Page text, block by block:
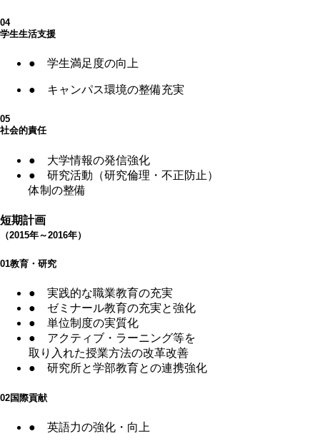
04
学生生活支援
● 学生満足度の向上
● キャンパス環境の整備充実
05
社会的責任
● 大学情報の発信強化
● 研究活動（研究倫理・不正防止）
体制の整備
短期計画
（2015年～2016年）
01教育・研究
● 実践的な職業教育の充実
● ゼミナール教育の充実と強化
● 単位制度の実質化
● アクティブ・ラーニング等を
取り入れた授業方法の改革改善
● 研究所と学部教育との連携強化
02国際貢献
● 英語力の強化・向上